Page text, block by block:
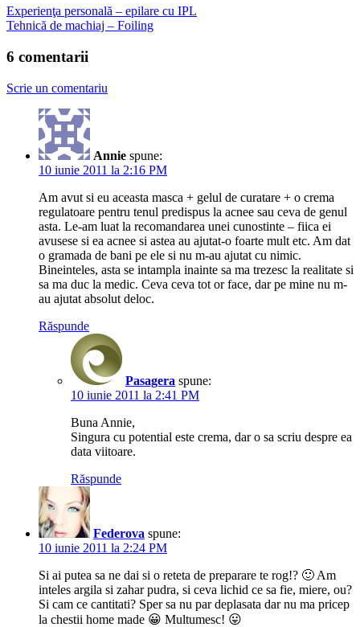
Experienţa personală – epilare cu IPL
Tehnică de machiaj – Foiling
6 comentarii
Scrie un comentariu
Annie spune:
10 iunie 2011 la 2:16 PM
Am avut si eu aceasta masca + gelul de curatare + o crema
regulatoare pentru tenul predispus la acnee sau ceva de genul
asta. Le-am luat la recomandarea unei cunostinte – fiica ei
avusese si ea acnee si astea au ajutat-o foarte mult etc. Am dat
o gramada de bani pe ele si nu m-au ajutat cu nimic.
Bineinteles, asta se intampla inainte sa ma trezesc la realitate si
sa ma duc la medic. Ceva ceva tot or face, dar pe mine nu m-
au ajutat absolut deloc.
Răspunde
Pasagera spune:
10 iunie 2011 la 2:41 PM
Buna Annie,
Singura cu potential este crema, dar o sa scriu despre ea
data viitoare.
Răspunde
Federova spune:
10 iunie 2011 la 2:24 PM
Si ai putea sa ne dai si o reteta de preparare te rog!? 🙂 Am
inteles argila si zahar pudra, si ceva lichid ce sa fie, miere, ou?
Si cam ce cantitati? Sper sa nu par deplasata dar nu ma pricep
la chestii home made 😀 Multumesc! 😛